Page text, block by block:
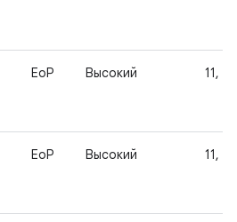
EoP Высокий 11,
EoP Высокий 11,